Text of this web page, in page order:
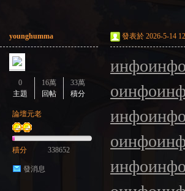
younghumma
0
主題
16萬
回帖
33萬
積分
論壇元老
積分 338652
發消息
發表於 2026-5-14
инфоинфо
оинфо
инфоинфо
оинфо
инфоинфо